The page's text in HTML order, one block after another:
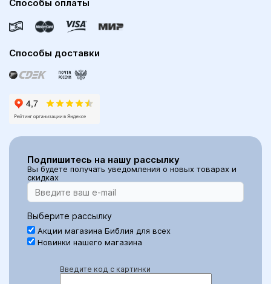
Способы оплаты
Способы доставки
Подпишитесь на нашу рассылку
Вы будете получать уведомления о новых товарах и
скидках
Выберите рассылку
Акции магазина Библия для всех
Новинки нашего магазина
Введите код с картинки